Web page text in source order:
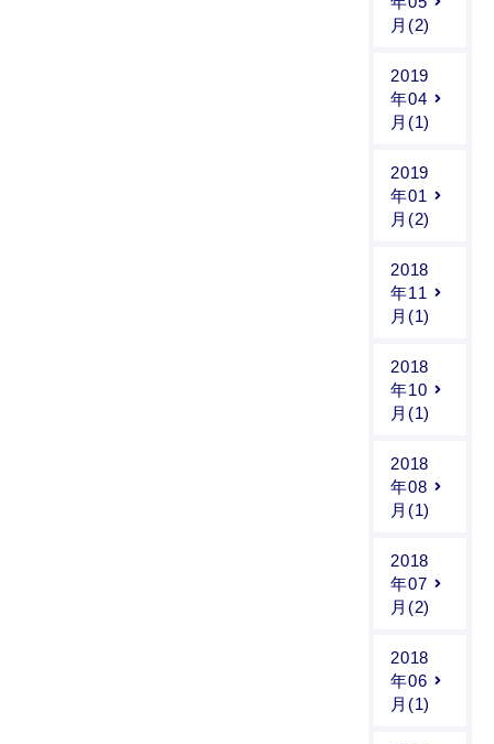
月(2)
2019
年04
月(1)
2019
年01
月(2)
2018
年11
月(1)
2018
年10
月(1)
2018
年08
月(1)
2018
年07
月(2)
2018
年06
月(1)